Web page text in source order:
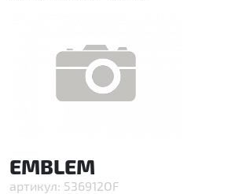
EMBLEM
536912OF